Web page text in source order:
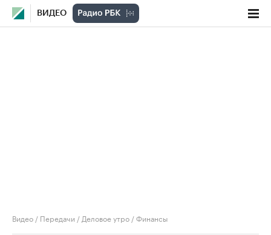
ВИДЕО
Видео / Передачи / Деловое утро /Финансы